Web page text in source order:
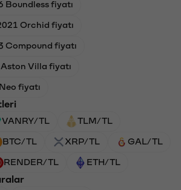
Boundless fiyatı
Orchid fiyatı
Compound fiyatı
Villa fiyatı
fiyatı
VANRY/TL TLM/TL
BTC/TL XRP/TL GAL/TL
RENDER/TL ETH/TL